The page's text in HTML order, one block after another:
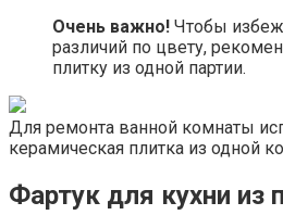
Очень важно! Чтобы
различий по цвету,
плитку из одной партии.
Для ремонта ванной комнаты
керамическая плитка из одной
Фартук для кухни из